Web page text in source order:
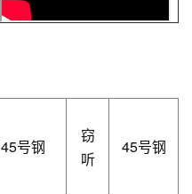
45号钢
窃
听
45号钢